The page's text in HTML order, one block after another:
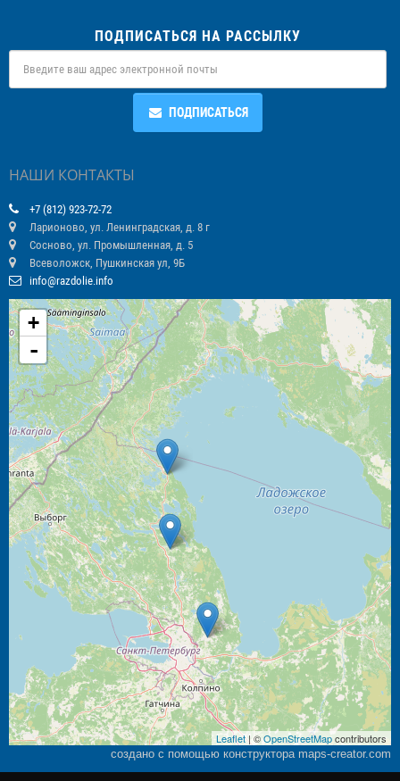
ПОДПИСАТЬСЯ НА РАССЫЛКУ
ПОДПИСАТЬСЯ
НАШИ КОНТАКТЫ
+7 (812) 923-72-72
Ларионово, ул. Ленинградская, д. 8 г
Сосново, ул. Промышленная, д. 5
Всеволожск, Пушкинская ул, 9Б
info@razdolie.info
+
-
Leaflet| ©OpenStreetMapcontributors
создано с помощью конструктора maps-creator.com